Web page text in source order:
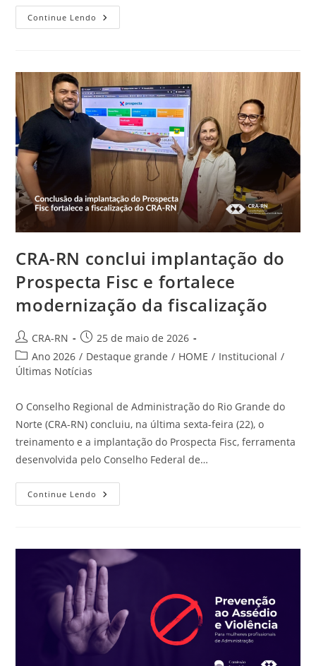
Continue Lendo CFA
Inicia
Profissionais
De
Administração
CRA-RN conclui implantação do
Prospecta Fisc e fortalece
modernização da fiscalização
Autor
do
post:
CRA-RN
Post
publicado:
25 de maio de 2026
Categoria
do
Ano 2026 / Destaque grande / HOME / Institucional /
Últimas Notícias
O Conselho Regional de Administração do Rio Grande do
Norte (CRA-RN) concluiu, na última sexta-feira (22), o
treinamento e a implantação do Prospecta Fisc, ferramenta
desenvolvida pelo Conselho Federal de…
Continue Lendo CRA-
RN
Fisc
E
Fortalece
Modernização
Da
Fiscalização